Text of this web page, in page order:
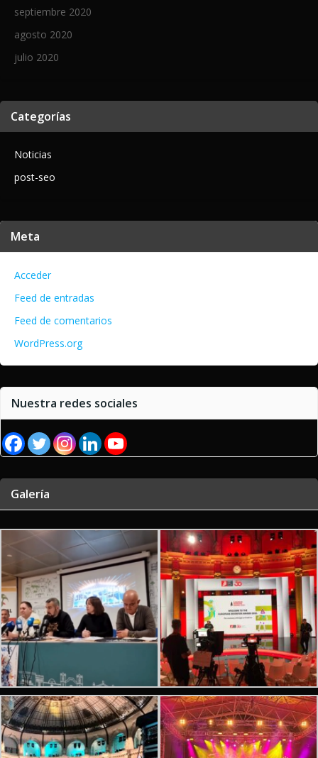
septiembre 2020
agosto 2020
julio 2020
Categorías
Noticias
post-seo
Meta
Acceder
Feed de entradas
Feed de comentarios
WordPress.org
Nuestra redes sociales
Galería